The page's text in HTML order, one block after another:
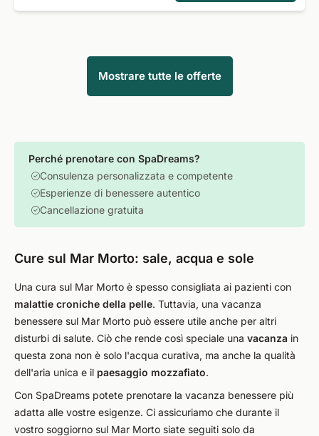
Mostrare tutte le offerte
Perché prenotare con SpaDreams?
Consulenza personalizzata e competente
Esperienze di benessere autentico
Cancellazione gratuita
Cure sul Mar Morto: sale, acqua e sole
Una cura sul Mar Morto è spesso consigliata ai pazienti con
malattie croniche della pelle. Tuttavia, una vacanza
benessere sul Mar Morto può essere utile anche per altri
disturbi di salute. Ciò che rende così speciale una vacanza in
questa zona non è solo l'acqua curativa, ma anche la qualità
dell'aria unica e il paesaggio mozzafiato.
Con SpaDreams potete prenotare la vacanza benessere più
adatta alle vostre esigenze. Ci assicuriamo che durante il
vostro soggiorno sul Mar Morto siate seguiti solo da